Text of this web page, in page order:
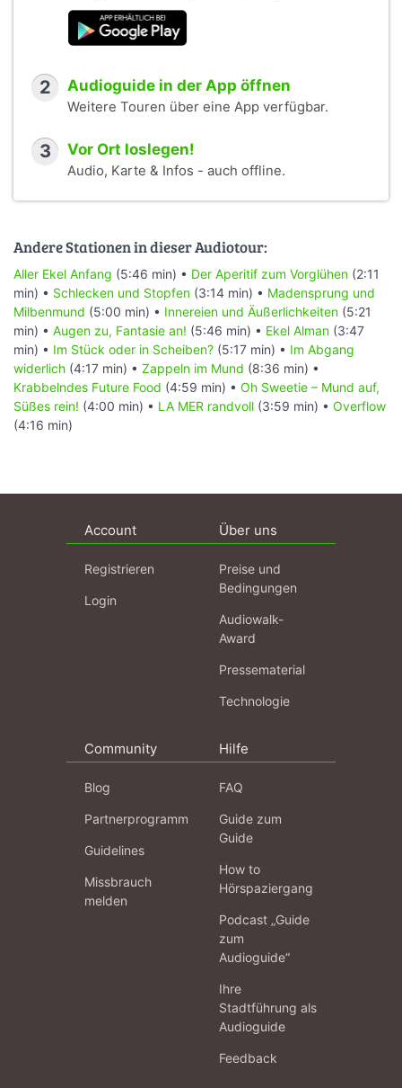
2 Audioguide in der App öffnen
Weitere Touren über eine App verfügbar.
3 Vor Ort loslegen!
Audio, Karte & Infos - auch offline.
Andere Stationen in dieser Audiotour:
Aller Ekel Anfang (5:46 min) • Der Aperitif zum Vorglühen (2:11
min) • Schlecken und Stopfen (3:14 min) • Madensprung und
Milbenmund (5:00 min) • Innereien und Äußerlichkeiten (5:21
min) • Augen zu, Fantasie an! (5:46 min) • Ekel Alman (3:47
min) • Im Stück oder in Scheiben? (5:17 min) • Im Abgang
widerlich (4:17 min) • Zappeln im Mund (8:36 min) •
Krabbelndes Future Food (4:59 min) • Oh Sweetie – Mund auf,
Süßes rein! (4:00 min) • LA MER randvoll (3:59 min) • Overflow
(4:16 min)
Account
Registrieren
Login
Über uns
Preise und
Bedingungen
Audiowalk-
Award
Pressematerial
Technologie
Community
Blog
Partnerprogramm
Guidelines
Missbrauch
melden
Hilfe
FAQ
Guide zum
Guide
How to
Hörspaziergang
Podcast „Guide
zum
Audioguide“
Ihre
Stadtführung als
Audioguide
Feedback